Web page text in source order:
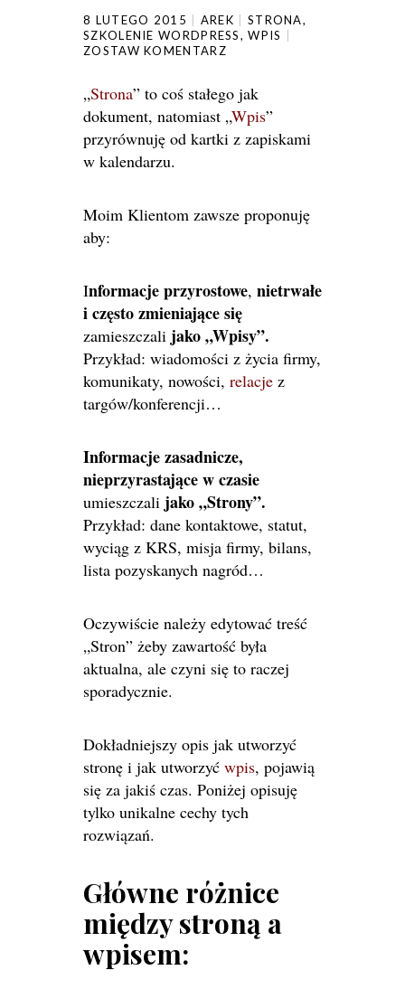
8 LUTEGO 2015 AREK STRONA,
SZKOLENIE WORDPRESS,WPIS
ZOSTAW KOMENTARZ
„Strona” to coś stałego jak
dokument, natomiast „Wpis”
przyrównuję od kartki z zapiskami
w kalendarzu.
Moim Klientom zawsze proponuję
aby:
Informacje przyrostowe, nietrwałe
i często zmieniające się
zamieszczali jako „Wpisy”.
Przykład: wiadomości z życia firmy,
komunikaty, nowości, relacje z
targów/konferencji…
Informacje zasadnicze,
nieprzyrastające w czasie
umieszczali jako „Strony”.
Przykład: dane kontaktowe, statut,
wyciąg z KRS, misja firmy, bilans,
lista pozyskanych nagród…
Oczywiście należy edytować treść
„Stron” żeby zawartość była
aktualna, ale czyni się to raczej
sporadycznie.
Dokładniejszy opis jak utworzyć
stronę i jak utworzyć wpis, pojawią
się za jakiś czas. Poniżej opisuję
tylko unikalne cechy tych
rozwiązań.
Główne różnice
między stroną a
wpisem: